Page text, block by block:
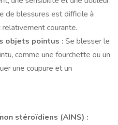
de blessures est difficile à
courante.
objets pointus : Se blesser le
comme une fourchette ou un
une coupure et un
stéroïdiens (AINS) :